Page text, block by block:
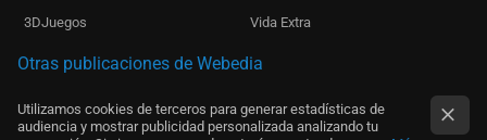
3DJuegos Vida Extra
Otras publicaciones de Webedia
Utilizamos cookies de terceros para generar estadísticas de
audiencia y mostrar publicidad personalizada analizando tu